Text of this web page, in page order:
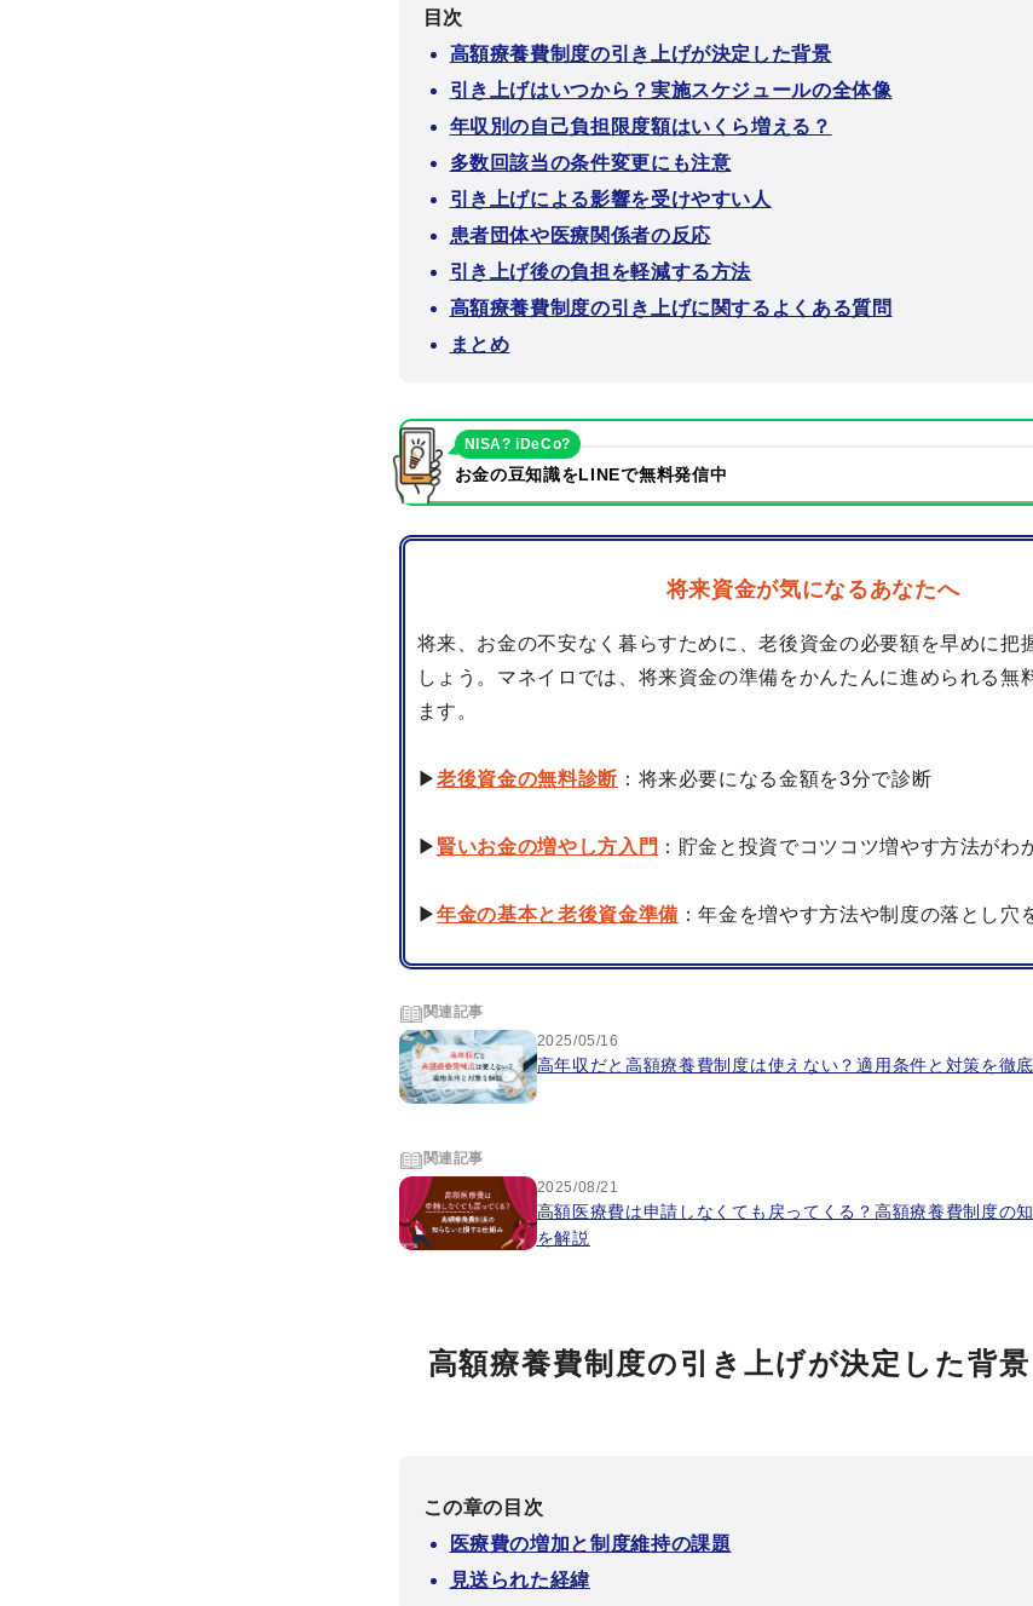
目次
高額療養費制度の引き上げが決定した背景
引き上げはいつから？実施スケジュールの全体像
年収別の自己負担限度額はいくら増える？
多数回該当の条件変更にも注意
引き上げによる影響を受けやすい人
患者団体や医療関係者の反応
引き上げ後の負担を軽減する方法
高額療養費制度の引き上げに関するよくある質問
まとめ
お金の豆知識をLINEで無料発信中
NISA? iDeCo?
将来資金が気になるあなたへ
将来、お金の不安なく暮らすために、老後資金の必要額を早めに把
しょう。マネイロでは、将来資金の準備をかんたんに進められる無
ます。
▶老後資金の無料診断：将来必要になる金額を3分で診断
▶ 賢いお金の増やし方入門 ：貯金と投資でコツコツ増やす方法がわ
▶年金の基本と老後資金準備 ：年金を増やす方法や制度の落とし穴
関連記事
2025/05/16
高年収だと高額療養費制度は使えない？適用条件と対策を徹
関連記事
2025/08/21
高額医療費は申請しなくても戻ってくる？高額療養費制度の
を解説
高額療養費制度の引き上げが決定した背景
この章の目次
医療費の増加と制度維持の課題
見送られた経緯